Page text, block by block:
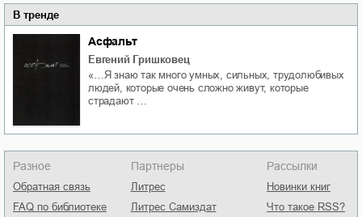
В тренде
Асфальт
Евгений Гришковец
«…Я знаю так много умных, сильных, трудолюбивых
людей, которые очень сложно живут, которые
страдают …
Разное
Обратная связь
FAQ по библиотеке
Партнеры
Литрес
Литрес Самиздат
Рассылки
Новинки книг
Что такое RSS?